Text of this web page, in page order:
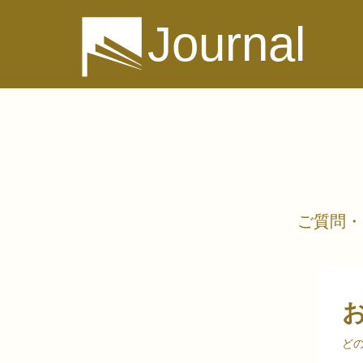
Journal
ご質問
ど